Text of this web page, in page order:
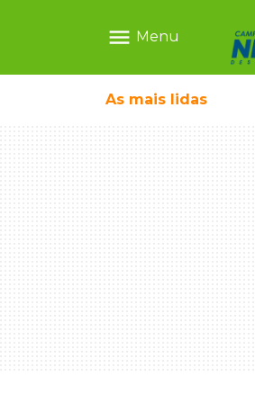
menu Menu
As mais lidas
dos projetos fora do comum